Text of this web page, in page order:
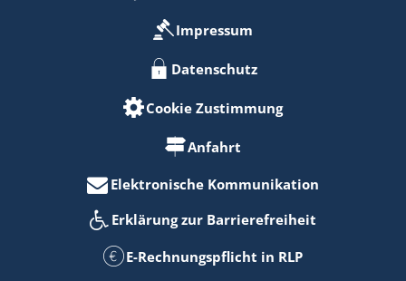
Impressum
Datenschutz
Cookie Zustimmung
Anfahrt
Elektronische Kommunikation
Erklärung zur Barrierefreiheit
E-Rechnungspflicht in RLP